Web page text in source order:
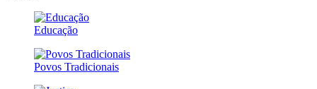
Educação
Povos Tradicionais